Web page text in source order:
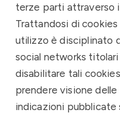
terze parti attraverso
Trattandosi di
utilizzo è disciplinato
social networks
disabilitare tali
prendere visione
indicazioni